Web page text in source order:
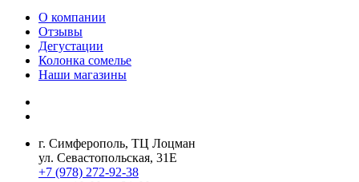
О компании
Отзывы
Дегустации
Колонка сомелье
Наши магазины
г. Симферополь, ТЦ Лоцман
ул. Севастопольская, 31Е
+7 (978) 272-92-38